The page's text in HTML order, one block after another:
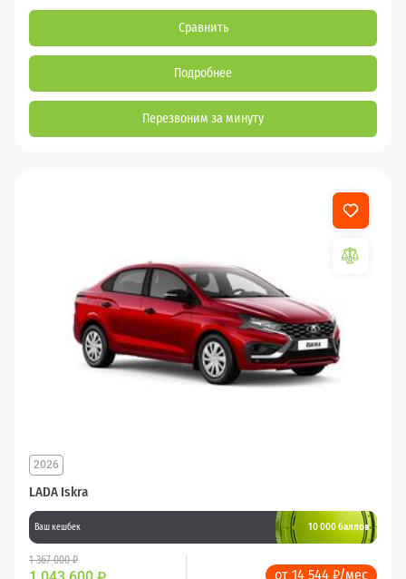
Сравнить
Подробнее
Перезвоним за минуту
LADA Iskra
2026
Ваш кешбек 10 000 баллов
1 367 000 ₽
от 14 544 ₽/мес